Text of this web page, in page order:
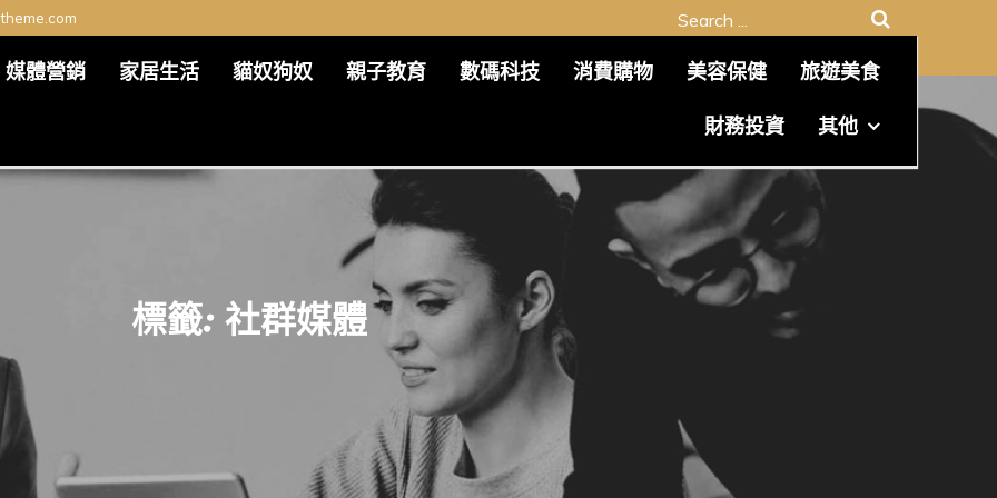
Search
媒體營銷 家居生活 貓奴狗奴 親子教育 數碼科技 消費購物 美容保健 旅遊美食
財務投資 其他
標籤: 社群媒體